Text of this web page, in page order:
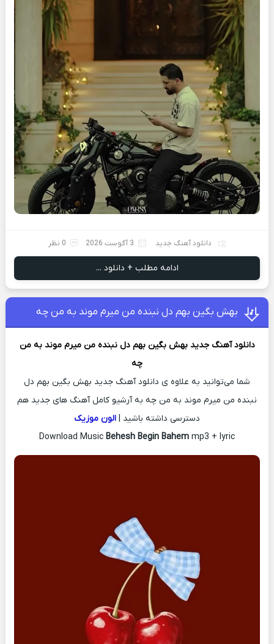
دانلود آهنگ جدید 3 آگوست 2026 0 نظر
ادامه مطلب + دانلود ...
بهش بگین بهم دل نبنده من میرم موند به من چه
دانلود آهنگ جدید بهش بگین بهم دل نبنده من میرم موند به من
چه
شما می‌توانید به علاوه ی دانلود آهنگ جدید بهش بگین بهم دل
نبنده من میرم موند به من چه به آرشیو کامل آهنگ های جدید هم
دسترسی داشته باشید | الون موزیک
Download Music Behesh Begin Bahem mp3 + lyric